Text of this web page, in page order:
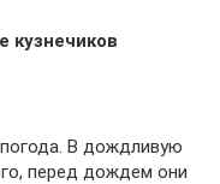
кузнечиков
погода. В дождливую
перед дождем они